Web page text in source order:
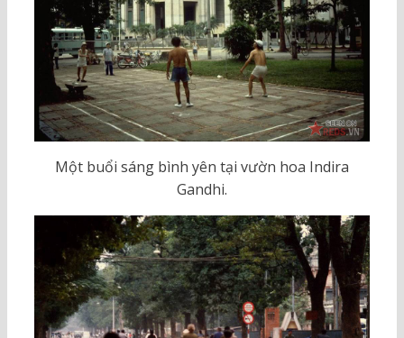
Một buổi sáng bình yên tại vườn hoa Indira
Gandhi.